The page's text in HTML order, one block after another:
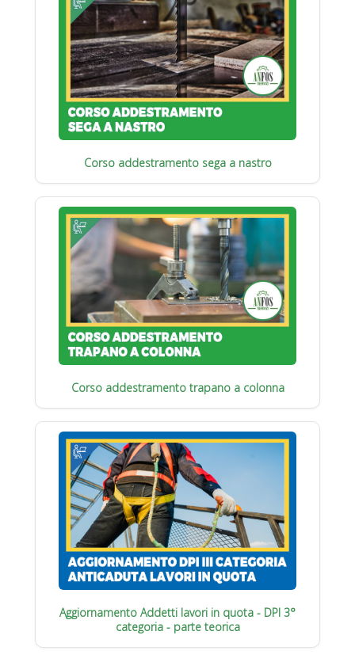
Corso addestramento sega a nastro
Corso addestramento trapano a colonna
Aggiornamento Addetti lavori in quota - DPI 3°
categoria - parte teorica